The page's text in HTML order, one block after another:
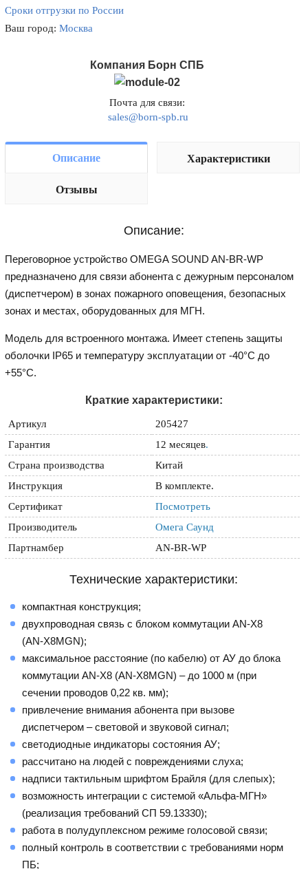
Сроки отгрузки по России
Ваш город:Москва
Компания Борн СПБ
Почта для связи:
sales@born-spb.ru
Описание Характеристики
Отзывы
Описание:
Переговорное устройство OMEGA SOUND AN-BR-WP
предназначено для связи абонента с дежурным персоналом
(диспетчером) в зонах пожарного оповещения, безопасных
зонах и местах, оборудованных для МГН.
Модель для встроенного монтажа. Имеет степень защиты
оболочки IP65 и температуру эксплуатации от -40°C до
+55°C.
Краткие характеристики:
Артикул
205427
Гарантия
12 месяцев.
Страна производства
Китай
Инструкция
В комплекте.
Сертификат
Посмотреть
Производитель
Омега Саунд
Партнамбер
AN-BR-WP
Технические характеристики:
компактная конструкция;
двухпроводная связь с блоком коммутации AN-X8
(AN-X8MGN);
максимальное расстояние (по кабелю) от АУ до блока
коммутации AN-X8 (AN-X8MGN) – до 1000 м (при
сечении проводов 0,22 кв. мм);
привлечение внимания абонента при вызове
диспетчером – световой и звуковой сигнал;
светодиодные индикаторы состояния АУ;
рассчитано на людей с повреждениями слуха;
надписи тактильным шрифтом Брайля (для слепых);
возможность интеграции с системой «Альфа-МГН»
(реализация требований СП 59.13330);
работа в полудуплексном режиме голосовой связи;
полный контроль в соответствии с требованиями норм
ПБ;